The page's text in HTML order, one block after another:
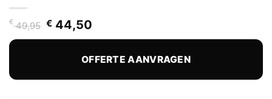
€49,95 Oorspronkelijke
prijs
€ 49,95.
€44,50Huidige
prijs
€ 44,50.
OFFERTE AANVRAGEN